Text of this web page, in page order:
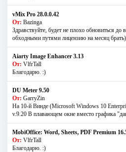
vMix Pro 28.0.0.42
От: Bazinga
Здравствуйте, будет не плохо обновиться
обходными путями лицензию на месяц
Aiarty Image Enhancer 3.13
От: VlfrTall
Благодарю. :)
DU Meter 9.50
От: GarryZin
На 10-й Винде (Microsoft Windows 10
v.9.20 В плавающем окне вместо графика
MobiOffice: Word, Sheets, PDF Premium
От: VlfrTall
Благодарю. :)